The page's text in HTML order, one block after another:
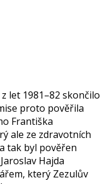
let 1981–82 skončilo
proto pověřila
Františka
ale ze zdravotních
tak byl pověřen
Hajda
který Zezulův